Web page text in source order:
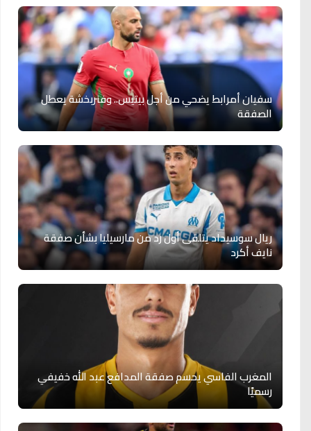
سفيان أمرابط يضحي من أجل بيتيس.. وفنربخشة يعطل
الصفقة
ريال سوسيداد يتلقى أول رد من مارسيليا بشأن صفقة
نايف أكرد
المغرب الفاسي يحسم صفقة المدافع عبد الله خفيفي
رسميًا